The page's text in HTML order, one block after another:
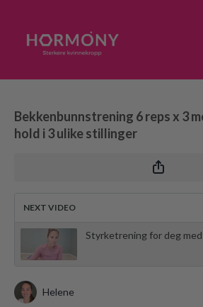
Bekkenbunnstrening 6 reps x 3
hold i 3 ulike stillinger
NEXT VIDEO
Styrketrening for deg
Helene